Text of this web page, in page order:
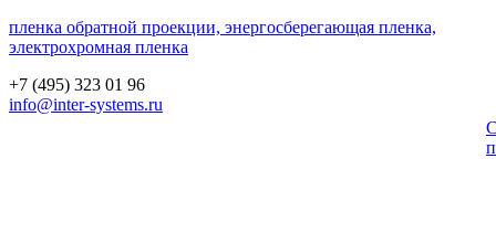
пленка обратной проекции, энергосберегающая пленка,
электрохромная пленка
+7 (495) 323 01 96
info@inter-systems.ru